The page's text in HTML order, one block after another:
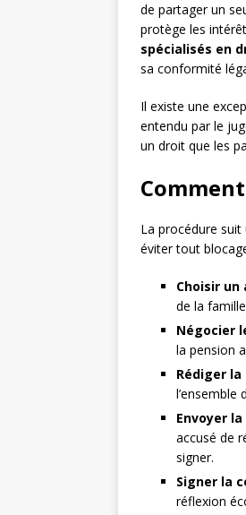
de partager un
protège les
spécialisés en
sa conformité
Il existe une
entendu par le
un droit que les
La procédure
éviter tout
Choisir un
de la
Négocier
la pension
Rédiger
l’ensemble
Envoyer
accusé de
signer.
Signer la
réflexion